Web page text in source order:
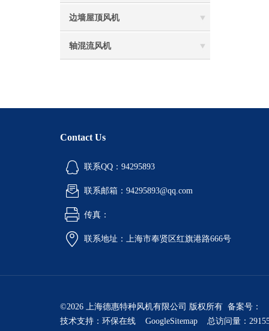
边墙屋顶风机
轴混流风机
Contact Us
联系QQ：94295893
联系邮箱：94295893@qq.com
传真：
联系地址：上海市奉贤区红旗港路666号
©2026 上海德惠特种风机有限公司 版权所有 备案号：
技术支持： 环保在线 GoogleSitemap 总访问量：